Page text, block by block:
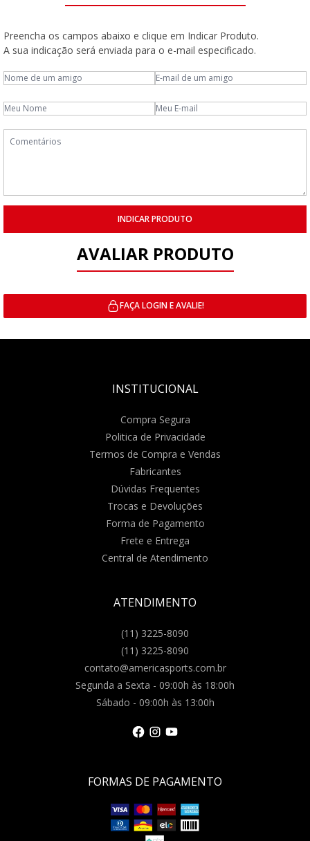
Preencha os campos abaixo e clique em Indicar Produto.
A sua indicação será enviada para o e-mail especificado.
INDICAR PRODUTO
AVALIAR PRODUTO
FAÇA LOGIN E AVALIE!
INSTITUCIONAL
Compra Segura
Politica de Privacidade
Termos de Compra e Vendas
Fabricantes
Dúvidas Frequentes
Trocas e Devoluções
Forma de Pagamento
Frete e Entrega
Central de Atendimento
ATENDIMENTO
(11) 3225-8090
(11) 3225-8090
contato@americasports.com.br
Segunda a Sexta - 09:00h às 18:00h
Sábado - 09:00h às 13:00h
FORMAS DE PAGAMENTO